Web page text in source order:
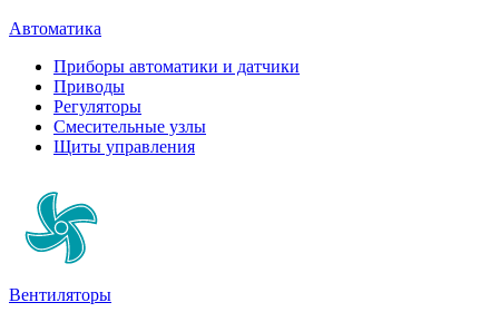
Автоматика
Приборы автоматики и датчики
Приводы
Регуляторы
Смесительные узлы
Щиты управления
Вентиляторы